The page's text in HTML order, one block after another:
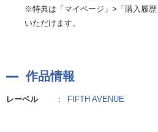
※特典は「マイページ」>「購入履
いただけます。
作品情報
レーベル ： FIFTH AVENUE